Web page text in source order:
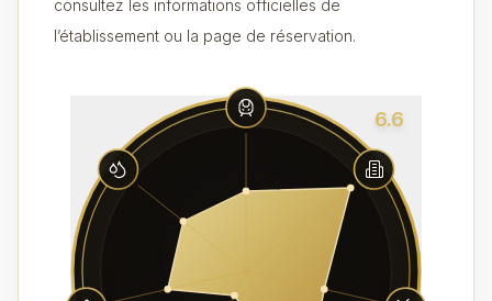
consultez les informations officielles de
l’établissement ou la page de réservation.
6.6